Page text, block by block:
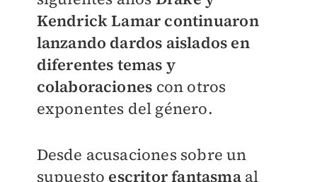
Kendrick Lamar continuaron
lanzando dardos aislados en
diferentes temas y
colaboraciones con otros
exponentes del género.
Desde acusaciones sobre un
supuesto escritor fantasmaal